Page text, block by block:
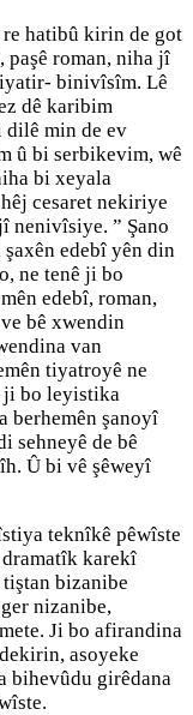
hatibû kirin de got
roman, niha jî
binivîsîm. Lê
dê karibim
dilê min de ev
û bi serbikevim, wê
bi xeyala
cesaret nekiriye
nenivîsiye. ” Şano
edebî yên din
ne tenê ji bo
edebî, roman,
bê xwendin
van
tiyatroyê ne
ji bo leyistika
berhemên şanoyî
sehneyê de bê
Û bi vê şêweyî
teknîkê pêwîste
karekî
bizanibe
nizanibe,
Ji bo afirandina
asoyeke
bihevûdu girêdana